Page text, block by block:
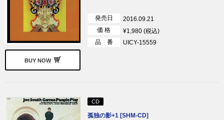
BUY NOW
発売日
2016.09.21
価 格
¥1,980 (税込)
品 番
UICY-15559
CD
孤独の影+1 [SHM-CD]